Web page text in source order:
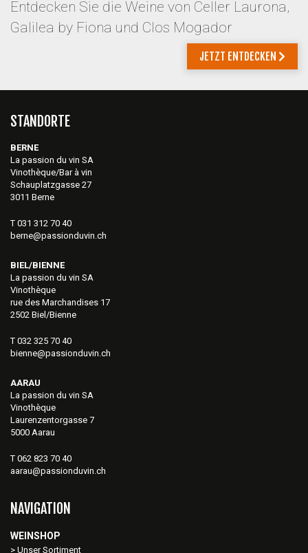
Entdecken Sie die Weine von Celler Laurona,
Galilea by Fiona und Clos Mogador
JETZT ENTDECKEN
STANDORTE
BERNE
La passion du vin SA
Vinothèque/Bar à vin
Schauplatzgasse 27
3011 Berne
T 031 312 70 40
berne@passionduvin.ch
BIEL/BIENNE
La passion du vin SA
Vinothèque
rue des Marchandises 17
2502 Biel/Bienne
T 032 325 70 40
bienne@passionduvin.ch
AARAU
La passion du vin SA
Vinothèque
Laurenzentorgasse 7
5000 Aarau
T 062 823 70 40
aarau@passionduvin.ch
NAVIGATION
WEINSHOP
Unser Sortiment